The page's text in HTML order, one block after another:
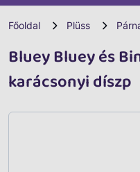
Főoldal Plüss
Bluey Bluey és
karácsonyi díszp